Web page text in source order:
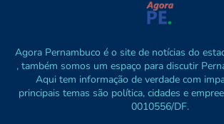
Agora Pernambuco é o site de notícias do
, também somos um espaço para discutir
Aqui tem informação de verdade com
principais temas são política, cidades e
0010556/DF.